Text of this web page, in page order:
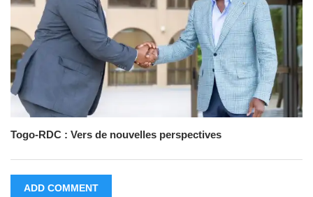
Togo-RDC : Vers de nouvelles perspectives
ADD COMMENT